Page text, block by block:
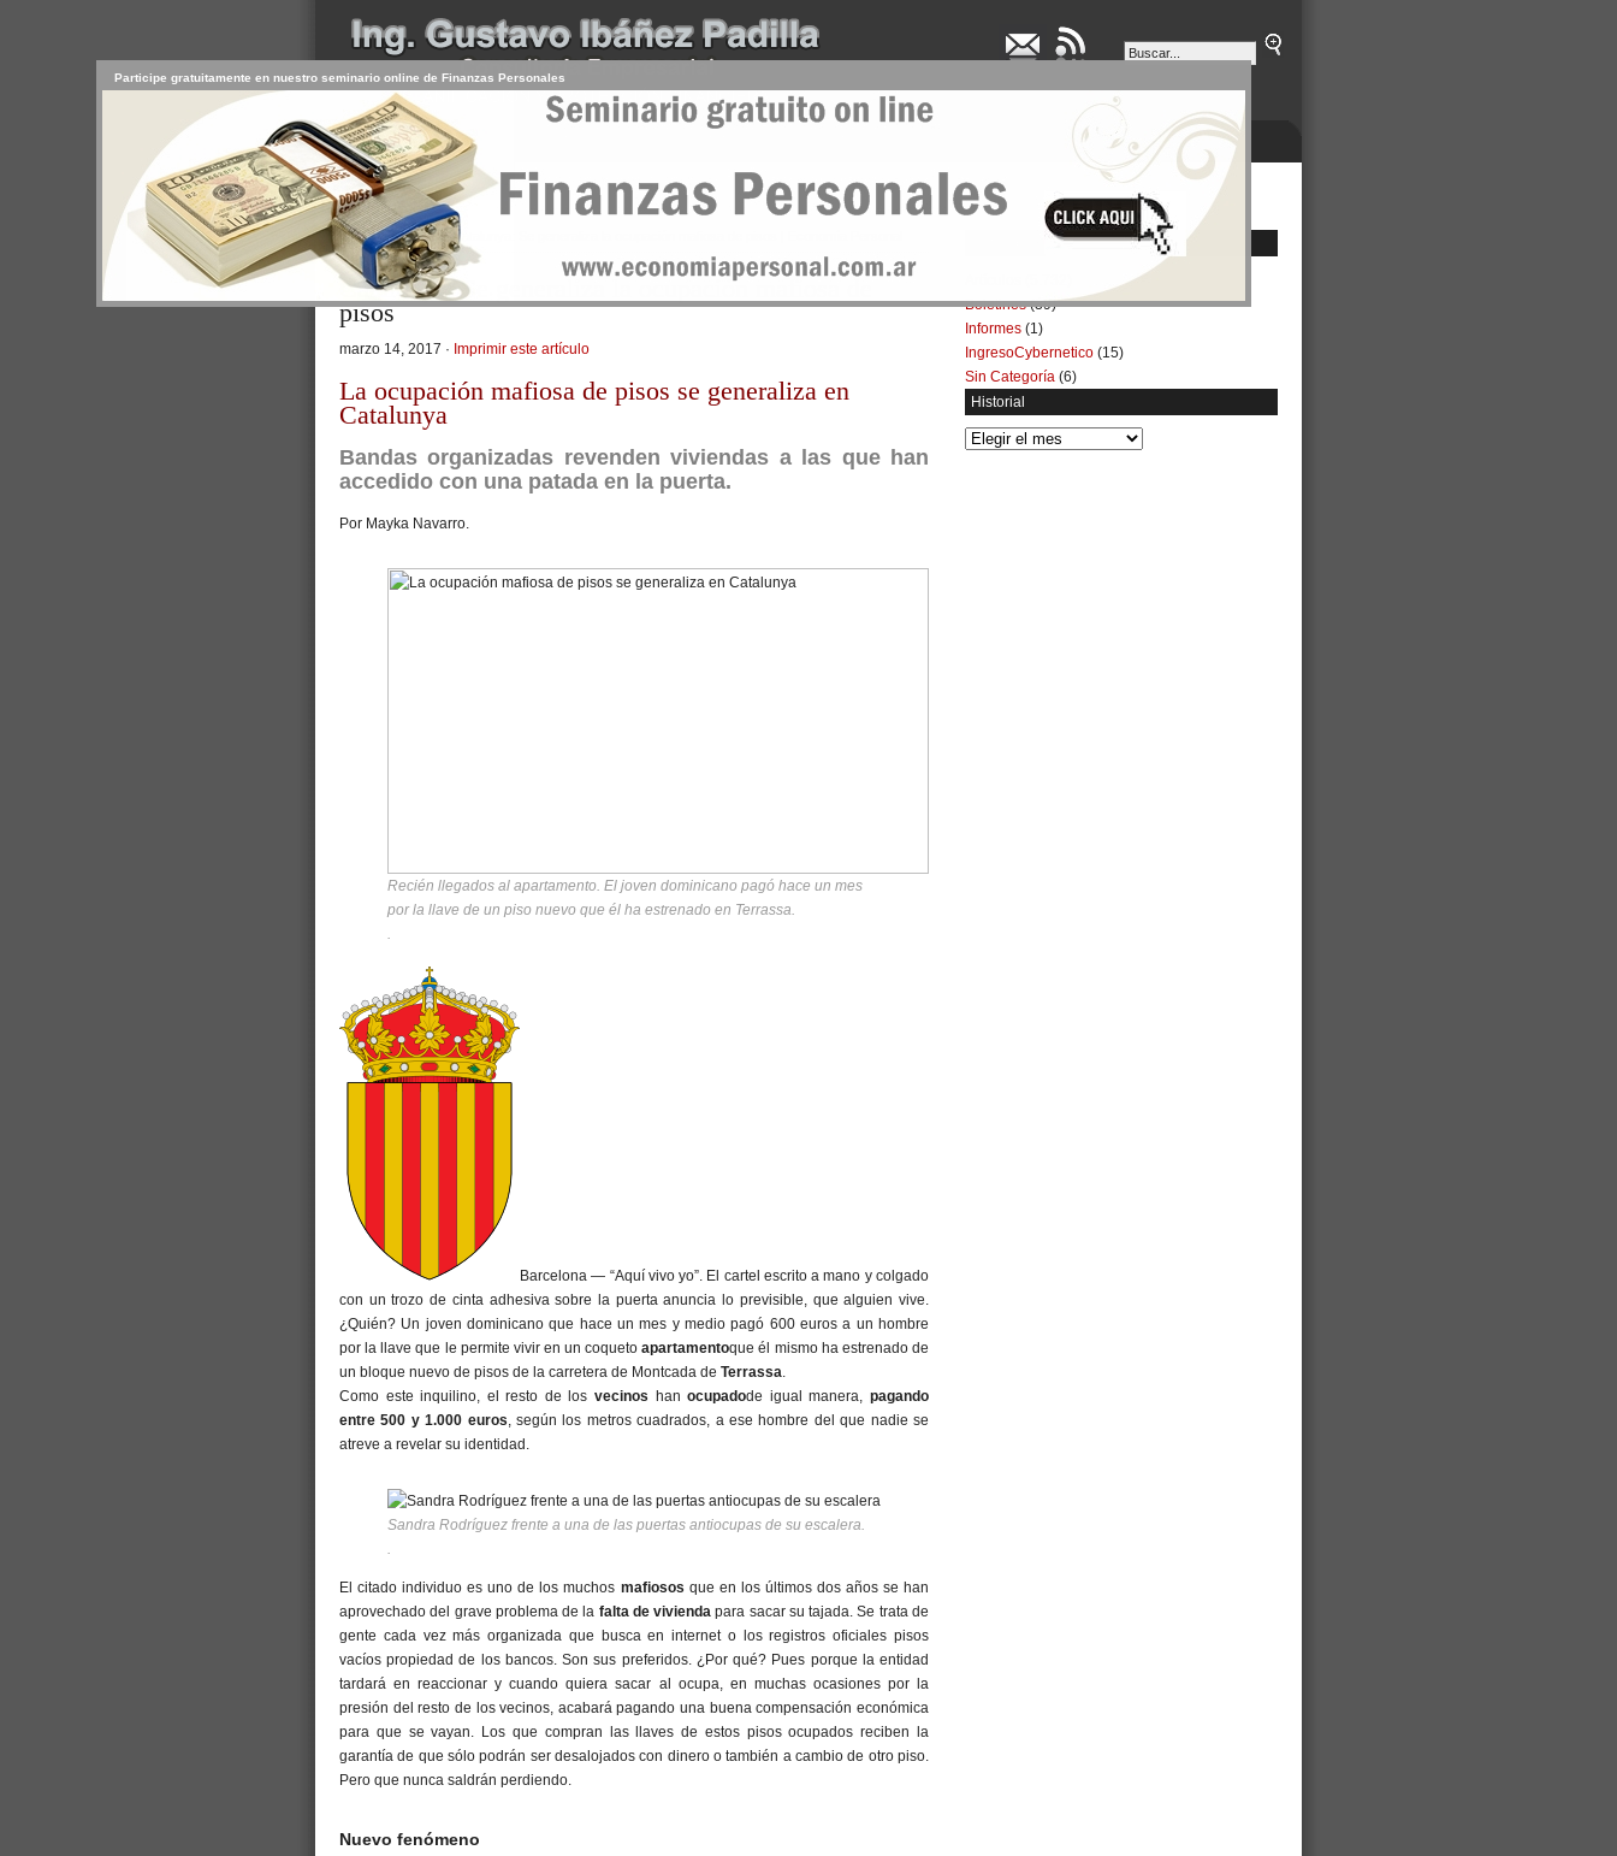
INICIO SERVICIOS BOLETINES NEGOCIOS
CONTACTO USUARIO
>Inicio/Artículos / Catalunya: Se generaliza la ocupación mafiosa de pisos | Economía Personal
Catalunya: Se generaliza la ocupación mafiosa de
pisos
marzo 14, 2017 · Imprimir este artículo
La ocupación mafiosa de pisos se generaliza en
Catalunya
Bandas organizadas revenden viviendas a las que han
accedido con una patada en la puerta.
Por Mayka Navarro.
Recién llegados al apartamento. El joven dominicano pagó hace un mes
por la llave de un piso nuevo que él ha estrenado en Terrassa.
.
Barcelona — “Aquí vivo yo”. El cartel escrito a mano y colgado
con un trozo de cinta adhesiva sobre la puerta anuncia lo previsible, que alguien vive.
¿Quién? Un joven dominicano que hace un mes y medio pagó 600 euros a un hombre
por la llave que le permite vivir en un coquetoapartamentoque él mismo ha estrenado de
un bloque nuevo de pisos de la carretera de Montcada de Terrassa.
Como este inquilino, el resto de losvecinos hanocupadode igual manera,pagando
entre 500 y 1.000 euros, según los metros cuadrados, a ese hombre del que nadie se
atreve a revelar su identidad.
Sandra Rodríguez frente a una de las puertas antiocupas de su escalera.
.
El citado individuo es uno de los muchos mafiosos que en los últimos dos años se han
aprovechado del grave problema de la falta de viviendapara sacar su tajada. Se trata de
gente cada vez más organizada que busca en internet o los registros oficiales pisos
vacíos propiedad de los bancos. Son sus preferidos. ¿Por qué? Pues porque la entidad
tardará en reaccionar y cuando quiera sacar al ocupa, en muchas ocasiones por la
presión del resto de los vecinos, acabará pagando una buena compensación económica
para que se vayan. Los que compran las llaves de estos pisos ocupados reciben la
garantía de que sólo podrán ser desalojados con dinero o también a cambio de otro piso.
Pero que nunca saldrán perdiendo.
Nuevo fenómeno
Participe gratuitamente en nuestro seminario online de Finanzas Personales
Boletines(39)
Informes (1)
IngresoCybernetico (15)
Sin Categoría (6)
Historial
Historial